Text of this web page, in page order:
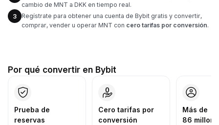
cambio de MNT a DKK en tiempo real.
3
Regístrate para obtener una cuenta de Bybit gratis y convertir,
comprar, vender u operar MNT con cero tarifas por conversión.
Por qué convertir en Bybit
Prueba de
reservas
Cero tarifas por
conversión
Más de
86